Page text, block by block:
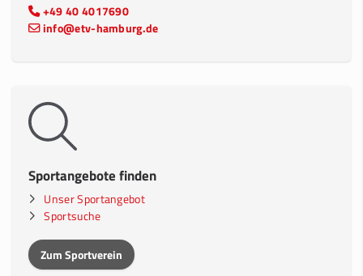
+49 40 4017690
info@etv-hamburg.de
Sportangebote finden
Unser Sportangebot
Sportsuche
Zum Sportverein